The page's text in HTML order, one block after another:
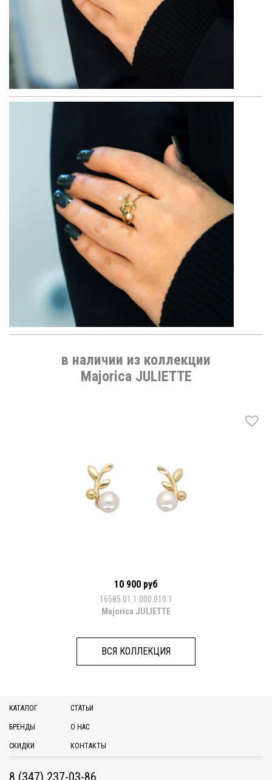
в наличии из коллекции
Majorica JULIETTE
10 900 руб
16585.01.1.000.010.1
Majorica JULIETTE
ВСЯ КОЛЛЕКЦИЯ
КАТАЛОГ
БРЕНДЫ
СКИДКИ
СТАТЬИ
О НАС
КОНТАКТЫ
8 (347) 237-03-86